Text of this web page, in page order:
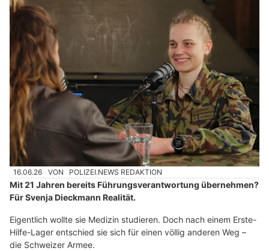
16.06.26 VON POLIZEI.NEWS REDAKTION
Mit 21 Jahren bereits Führungsverantwortung übernehmen?
Für Svenja Dieckmann Realität.
Eigentlich wollte sie Medizin studieren. Doch nach einem Erste-
Hilfe-Lager entschied sie sich für einen völlig anderen Weg –
die Schweizer Armee.